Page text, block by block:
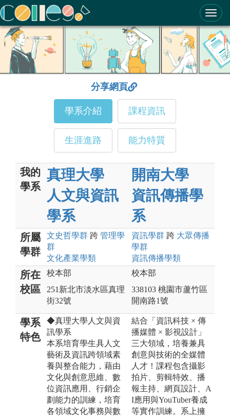
ColleGo! 大學選才與高中育才輔助系統
分享網頁
學系介紹 課程資訊
生涯進路 能力特質
我的
學系
真理大學
人文與資訊
學系
開南大學
資訊傳播學
系
所屬
學群
文史哲學群 跨 管理學
群
文化產業學類
資訊學群 跨 大眾傳播
學群
資訊傳播學類
所在
校區
校本部
251新北市淡水區真理
街32號
校本部
338103 桃園市蘆竹區
開南路1號
學系
特色
◆真理大學人文與資
訊學系
本系培育學生具人文
藝術及資訊跨領域素
養與整合能力，藉由
文化與創意思維、數
位資訊應用、行銷企
劃能力的訓練，培育
各領域文化事務與數
結合「資訊科技 × 傳
播媒體 × 影視設計」
三大領域，培養兼具
創意與技術的全媒體
人才！課程包含攝影
拍片、剪輯特效、播
報主持、網頁設計、A
I應用與YouTuber養成
等實作訓練。系上擁